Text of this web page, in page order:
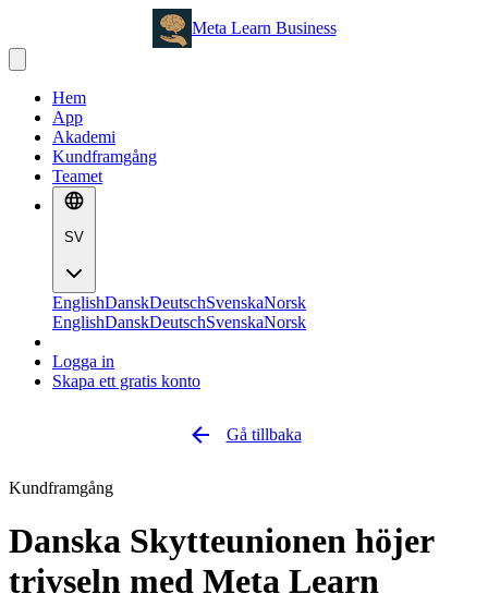
Meta Learn Business
Hem
App
Akademi
Kundframgång
Teamet
SV
EnglishDanskDeutschSvenskaNorsk
EnglishDanskDeutschSvenskaNorsk
Logga in
Skapa ett gratis konto
Gå tillbaka
Kundframgång
Danska Skytteunionen höjer
trivseln med Meta Learn